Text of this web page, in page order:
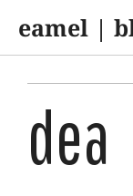
content
eamel |
dea